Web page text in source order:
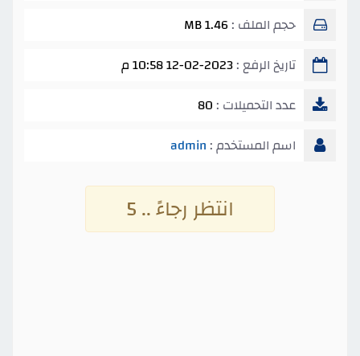
حجم الملف : 1.46 MB
تاريخ الرفع :12-02-2023 10:58 م
عدد التحميلات : 80
اسم المستخدم : admin
انتظر رجاءً .. 4